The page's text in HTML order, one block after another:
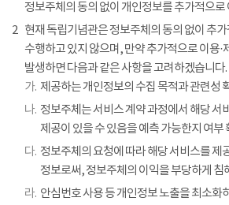
정보주체의 동의 없이 개인정보를 추가적으로
2 현재 독립기념관은 정보주체의 동의 없이 추
수행하고 있지 않으며, 만약 추가적으로 이용·
발생하면 다음과 같은 사항을 고려하겠습니다.
가. 제공하는 개인정보의 수집 목적과 관련성
나. 정보주체는 서비스 계약 과정에서 해당 서
제공이 있을 수 있음을 예측 가능한지 여부
다. 정보주체의 요청에 따라 해당 서비스를 제
정보로써, 정보주체의 이익을 부당하게 침
라. 안심번호 사용 등 개인정보 노출을 최소화